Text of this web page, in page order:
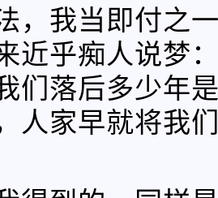
，我当即付之
近乎痴人说梦
们落后多少年
人家早就将我